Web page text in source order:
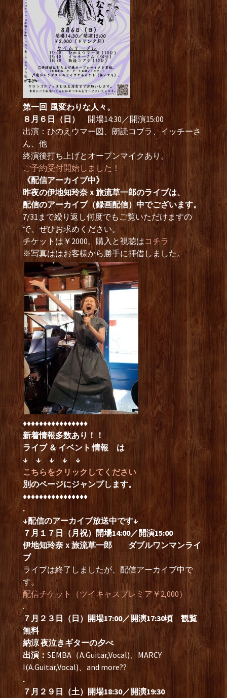
第一回 風変わりな人々。
８月６日（日） 開場14:30／開演15:00
出演：ひのえウマー図、朗読コブラ、イッチーさ
ん、他
終演後打ち上げとオープンマイクあり。
ご予約受付開始しました！
《配信アーカイブ中》
昨夜の伊地知玲奈ｘ旅流草一郎のライブは、
配信のアーカイブ（録画配信）中でございます。
7/31まで繰り返し何度でもご覧いただけますの
で、ぜひお求めください。
チケットは￥2000。購入と視聴はコチラ
※写真ははお客様から勝手に拝借しました。
♦︎♦︎♦︎♦︎♦︎♦︎♦︎♦︎♦︎♦︎♦︎♦︎♦︎♦︎♦︎♦︎
新着情報多数あり！！
ライブ ＆ イベント 情報 は
↓ ↓ ↓ ↓ ↓
こちらをクリックしてください
別のページにジャンプします。
♦︎♦︎♦︎♦︎♦︎♦︎♦︎♦︎♦︎♦︎♦︎♦︎♦︎♦︎♦︎♦︎
.
↓配信のアーカイブ放送中です↓
７月１７日（月祝）開場14:00／開演15:00
伊地知玲奈ｘ旅流草一郎 ダブルワンマンライ
ブ
ライブは終了しましたが、配信アーカイブ中で
す。
配信チケット（ツイキャスプレミア￥2,000）
.
７月２３日（日）開場17:00／開演17:30頃 観覧
無料
納涼 夜泣きギターの夕べ
出演： SEMBA（A.Guitar,Vocal)、MARCY
I(A.Guitar,Vocal)、and more??
.
７月２９日（土）開場18:30／開演19:30